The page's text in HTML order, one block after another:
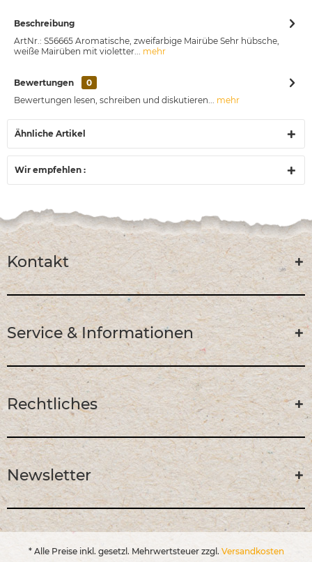
Beschreibung
ArtNr.: S56665 Aromatische, zweifarbige Mairübe Sehr hübsche,
weiße Mairüben mit violetter... mehr
Bewertungen
0
Bewertungen lesen, schreiben und diskutieren... mehr
Ähnliche Artikel
Wir empfehlen :
Kontakt
Service & Informationen
Rechtliches
Newsletter
* Alle Preise inkl. gesetzl. Mehrwertsteuer zzgl. Versandkosten